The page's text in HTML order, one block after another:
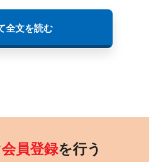
全文を読む
会員登録を行う